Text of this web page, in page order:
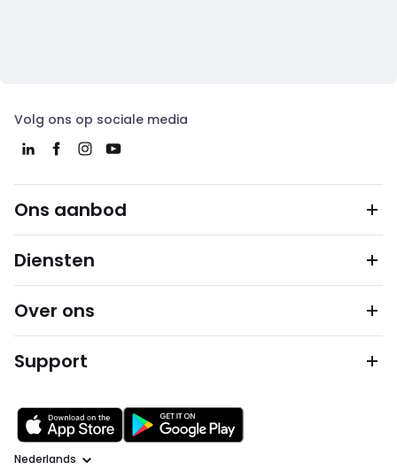
Volg ons op sociale media
Ons aanbod
Diensten
Over ons
Support
Taal